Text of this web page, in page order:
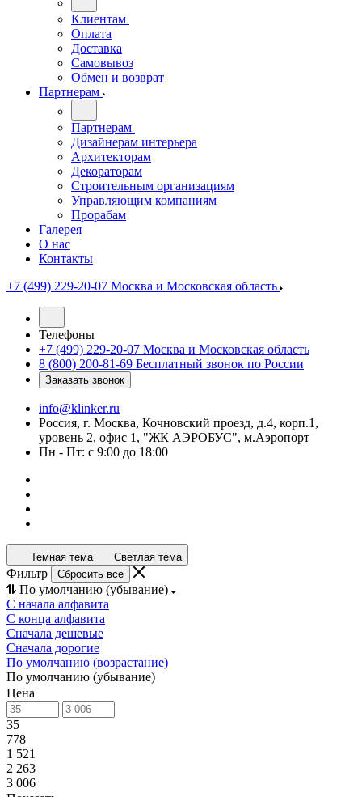
Клиентам
Оплата
Доставка
Самовывоз
Обмен и возврат
Партнерам
Партнерам
Дизайнерам интерьера
Архитекторам
Декораторам
Строительным организациям
Управляющим компаниям
Прорабам
Галерея
О нас
Контакты
+7 (499) 229-20-07 Москва и Московская область
Телефоны
+7 (499) 229-20-07 Москва и Московская область
8 (800) 200-81-69 Бесплатный звонок по России
Заказать звонок
info@klinker.ru
Россия, г. Москва, Кочновский проезд, д.4, корп.1,
уровень 2, офис 1, "ЖК АЭРОБУС", м.Аэропорт
Пн - Пт: с 9:00 до 18:00
Темная тема Светлая тема
Фильтр Сбросить все
По умолчанию (убывание)
С начала алфавита
С конца алфавита
Сначала дешевые
Сначала дорогие
По умолчанию (возрастание)
По умолчанию (убывание)
Цена
35
778
1 521
2 263
3 006